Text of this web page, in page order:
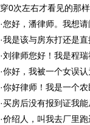
穿0次左右才看见的那
·您好，潘律师。我想
·我是该与房东打还是直
·刘律师您好！我是程
·你好，我被一个女误
·你好律师！我是一个
·买房后没有报到证我
·价绍人，叫我去厂里